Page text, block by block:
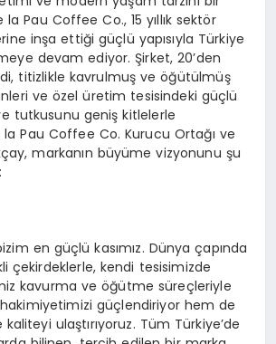
Pau Coffee Co., 15 yıllık sektör
inşa ettiği güçlü yapısıyla Türkiye
devam ediyor. Şirket, 20’den
titizlikle kavrulmuş ve öğütülmüş
ve özel üretim tesisindeki güçlü
tutkusunu geniş kitlelerle
Pau Coffee Co. Kurucu Ortağı ve
markanın büyüme vizyonunu şu
en güçlü kasımız. Dünya çapında
çekirdeklerle, kendi tesisimizde
kavurma ve öğütme süreçleriyle
güçlendiriyor hem de
ulaştırıyoruz. Tüm Türkiye’de